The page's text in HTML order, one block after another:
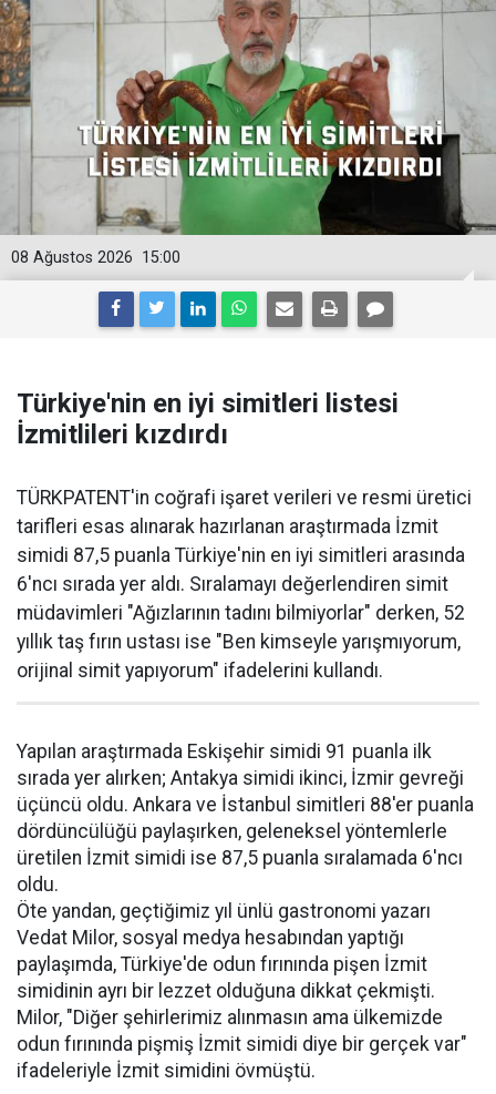
15:00
08 Ağustos 2026
Türkiye'nin en iyi simitleri listesi
İzmitlileri kızdırdı
TÜRKPATENT'in coğrafi işaret verileri ve resmi üretici
tarifleri esas alınarak hazırlanan araştırmada İzmit
simidi 87,5 puanla Türkiye'nin en iyi simitleri arasında
6'ncı sırada yer aldı. Sıralamayı değerlendiren simit
müdavimleri "Ağızlarının tadını bilmiyorlar" derken, 52
yıllık taş fırın ustası ise "Ben kimseyle yarışmıyorum,
orijinal simit yapıyorum" ifadelerini kullandı.
Yapılan araştırmada Eskişehir simidi 91 puanla ilk
sırada yer alırken; Antakya simidi ikinci, İzmir gevreği
üçüncü oldu. Ankara ve İstanbul simitleri 88'er puanla
dördüncülüğü paylaşırken, geleneksel yöntemlerle
üretilen İzmit simidi ise 87,5 puanla sıralamada 6'ncı
oldu.
Öte yandan, geçtiğimiz yıl ünlü gastronomi yazarı
Vedat Milor, sosyal medya hesabından yaptığı
paylaşımda, Türkiye'de odun fırınında pişen İzmit
simidinin ayrı bir lezzet olduğuna dikkat çekmişti.
Milor, "Diğer şehirlerimiz alınmasın ama ülkemizde
odun fırınında pişmiş İzmit simidi diye bir gerçek var"
ifadeleriyle İzmit simidini övmüştü.